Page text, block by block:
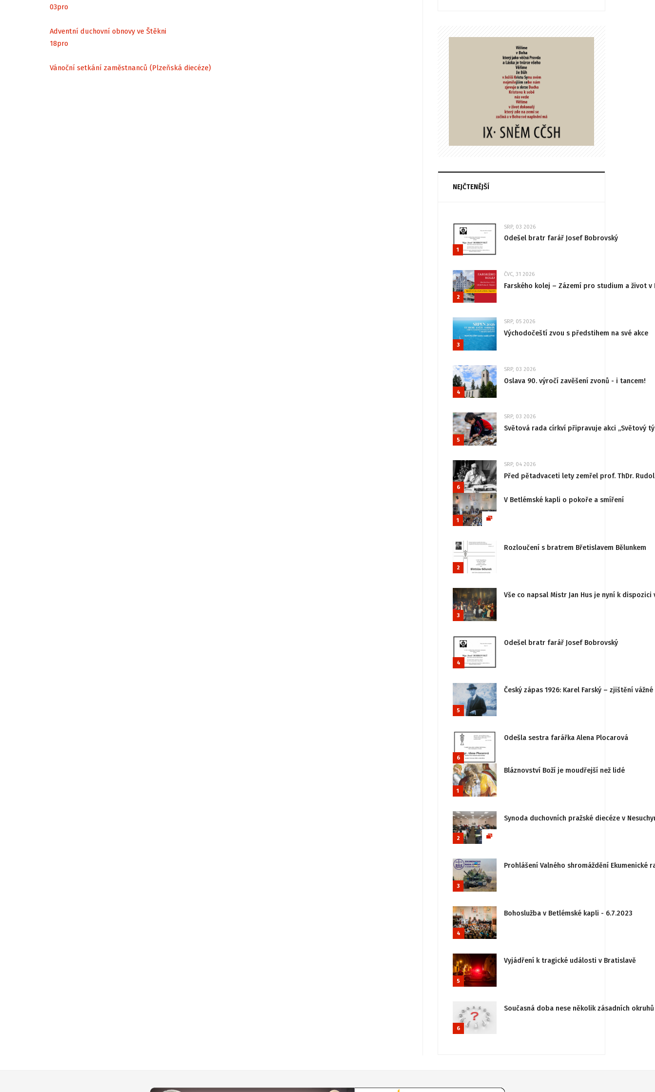
03pro
Adventní duchovní obnovy ve Štěkni
18pro
Vánoční setkání zaměstnanců (Plzeňská diecéze)
NEJČTENĚJŠÍ
1
SRP, 03 2026
Odešel bratr farář Josef Bobrovský
2
ČVC, 31 2026
Farského kolej – Zázemí pro studium a život v
3
SRP, 05 2026
Východočeští zvou s předstihem na své akce
4
SRP, 03 2026
Oslava 90. výročí zavěšení zvonů - i tancem!
5
SRP, 03 2026
Světová rada církví připravuje akci „Světový
6
SRP, 04 2026
Před pětadvaceti lety zemřel prof. ThDr.
1
V Betlémské kapli o pokoře a smíření
2
Rozloučení s bratrem Břetislavem Bělunkem
3
Vše co napsal Mistr Jan Hus je nyní k
4
Odešel bratr farář Josef Bobrovský
5
Český zápas 1926: Karel Farský – zjištění
6
Odešla sestra farářka Alena Plocarová
1
Bláznovství Boží je moudřejší než lidé
2
Synoda duchovních pražské diecéze v
3
Prohlášení Valného shromáždění
4
Bohoslužba v Betlémské kapli - 6.7.2023
5
Vyjádření k tragické události v Bratislavě
6
Současná doba nese několik zásadních